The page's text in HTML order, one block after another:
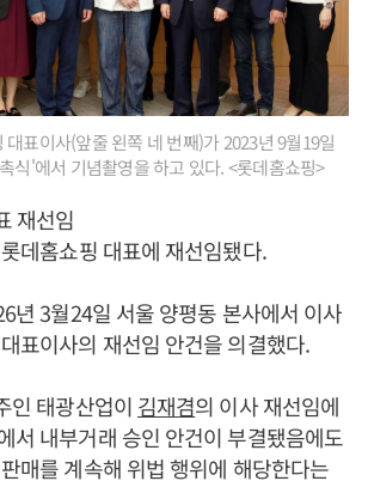
대표이사(앞줄 왼쪽 네 번째)가 2023년 9월19일
식'에서 기념촬영을 하고 있다. <롯데홈쇼핑>
재선임
데홈쇼핑 대표에 재선임됐다.
년 3월24일 서울 양평동 본사에서 이사
대표이사의 재선임 안건을 의결했다.
인 태광산업이 김재겸의 이사 재선임에
서 내부거래 승인 안건이 부결됐음에도
매를 계속해 위법 행위에 해당한다는